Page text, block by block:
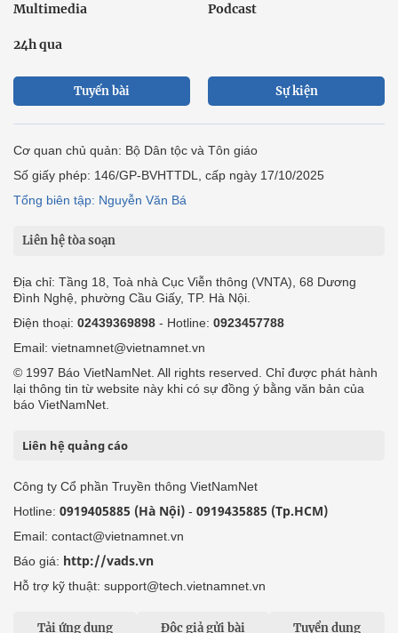
Multimedia Podcast
24h qua
Tuyến bài Sự kiện
Cơ quan chủ quản: Bộ Dân tộc và Tôn giáo
Số giấy phép: 146/GP-BVHTTDL, cấp ngày 17/10/2025
Tổng biên tập: Nguyễn Văn Bá
Liên hệ tòa soạn
Địa chỉ: Tầng 18, Toà nhà Cục Viễn thông (VNTA), 68 Dương
Đình Nghệ, phường Cầu Giấy, TP. Hà Nội.
Điện thoại: 02439369898 - Hotline: 0923457788
Email: vietnamnet@vietnamnet.vn
© 1997 Báo VietNamNet. All rights reserved. Chỉ được phát hành
lại thông tin từ website này khi có sự đồng ý bằng văn bản của
báo VietNamNet.
Liên hệ quảng cáo
Công ty Cổ phần Truyền thông VietNamNet
Hotline: 0919405885 (Hà Nội) - 0919435885 (Tp.HCM)
Email: contact@vietnamnet.vn
Báo giá: http://vads.vn
Hỗ trợ kỹ thuật: support@tech.vietnamnet.vn
Tải ứng dụng Độc giả gửi bài Tuyển dụng